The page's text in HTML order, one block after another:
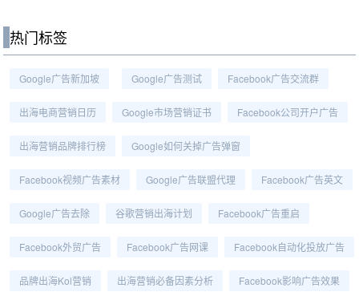
热门标签
Google广告新加坡 Google广告测试 Facebook广告交流群
出海电商营销日历 Google市场营销证书 Facebook公司开户广告
出海营销品牌排行榜 Google如何关掉广告弹窗
Facebook视频广告素材 Google广告联盟代理 Facebook广告英文
Google广告去除 谷歌营销出海计划 Facebook广告重启
Facebook外贸广告 Facebook广告网课 Facebook自动化投放广告
品牌出海kol营销 出海营销必备因素分析 Facebook影响广告效果